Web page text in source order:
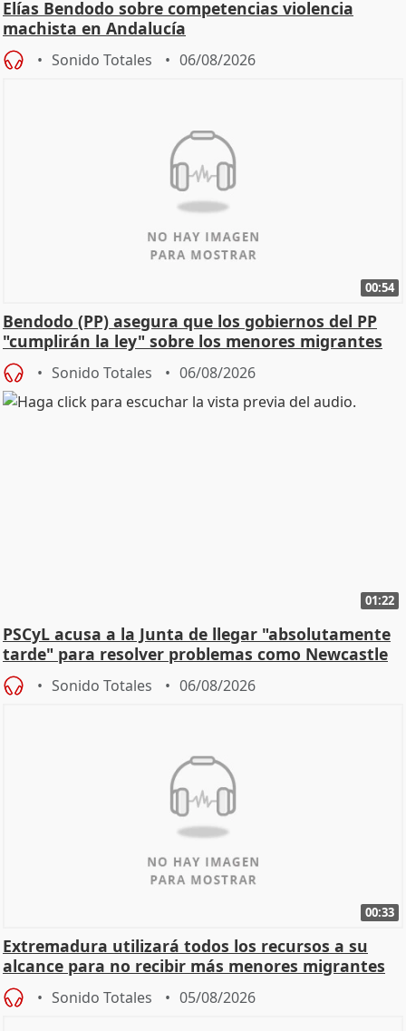
Elías Bendodo sobre competencias violencia
machista en Andalucía
Sonido Totales 06/08/2026
00:54
Bendodo (PP) asegura que los gobiernos del PP
"cumplirán la ley" sobre los menores migrantes
Sonido Totales 06/08/2026
01:22
PSCyL acusa a la Junta de llegar "absolutamente
tarde" para resolver problemas como Newcastle
Sonido Totales 06/08/2026
00:33
Extremadura utilizará todos los recursos a su
alcance para no recibir más menores migrantes
Sonido Totales 05/08/2026